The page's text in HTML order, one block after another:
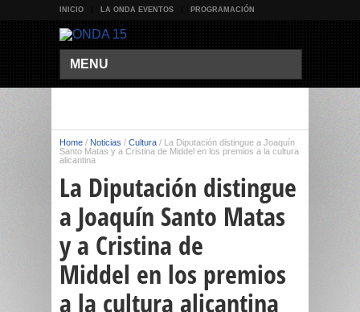
INICIO LA ONDA EVENTOS PROGRAMACIÓN
MENU
Home / Noticias / Cultura / La Diputación distingue a Joaquín
Santo Matas y a Cristina de Middel en los premios a la cultura
alicantina
La Diputación distingue
a Joaquín Santo Matas
y a Cristina de
Middel en los premios
a la cultura alicantina